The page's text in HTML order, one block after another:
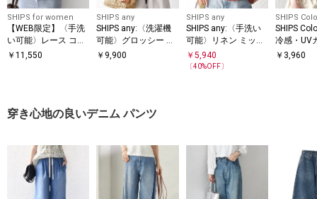
SHIPS for women
【WEB限定】〈手洗
い可能〉レース コン
ビ ショート スリーブ
￥ 11,550
SHIPS any
SHIPS any:〈洗濯機
可能〉グロッシー ド
ロスト バンドカラー
￥ 9,900
SHIPS any
SHIPS any:〈手洗い
可能〉リネン ミック
ス Vネック ショート
シアー カーディガン
￥ 5,940
〔40%OFF〕
SHIPS
SHIPS
冷感・UV
濯機可能
￥ 3,960
穿き心地の良いデニム パンツ